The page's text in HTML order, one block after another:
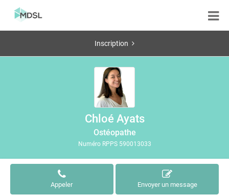
Inscription
Chloé Ayats
Ostéopathe
Numéro RPPS 590013033
Appeler Envoyer un message